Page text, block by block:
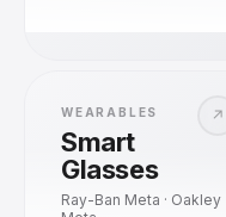
↗
WEARABLES
Smart
Glasses
Ray-Ban Meta · Oakley